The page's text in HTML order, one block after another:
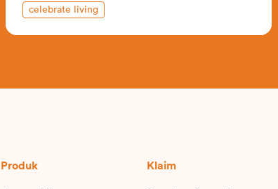
celebrate living
Produk Klaim